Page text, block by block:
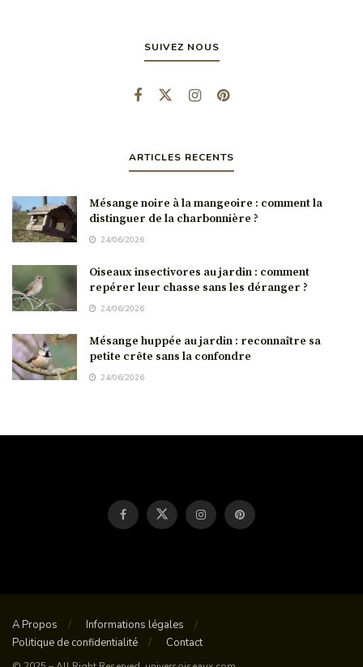
SUIVEZ NOUS
ARTICLES RECENTS
Mésange noire à la mangeoire : comment la
distinguer de la charbonnière ?
24/06/2026
Oiseaux insectivores au jardin : comment
repérer leur chasse sans les déranger ?
24/06/2026
Mésange huppée au jardin : reconnaître sa
petite crête sans la confondre
24/06/2026
A Propos
Informations légales
Politique de confidentialité
Contact